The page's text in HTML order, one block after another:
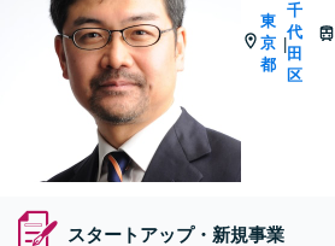
東
京
都
|
千
代
田
区
スタートアップ・新規事業